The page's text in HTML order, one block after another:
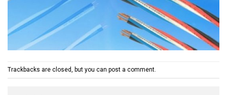
Trackbacks are closed, but you can post a comment.